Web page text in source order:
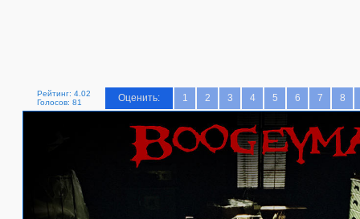
Рейтинг: 4.02
Голосов: 81
Оценить: 1 2 3 4 5 6 7 8